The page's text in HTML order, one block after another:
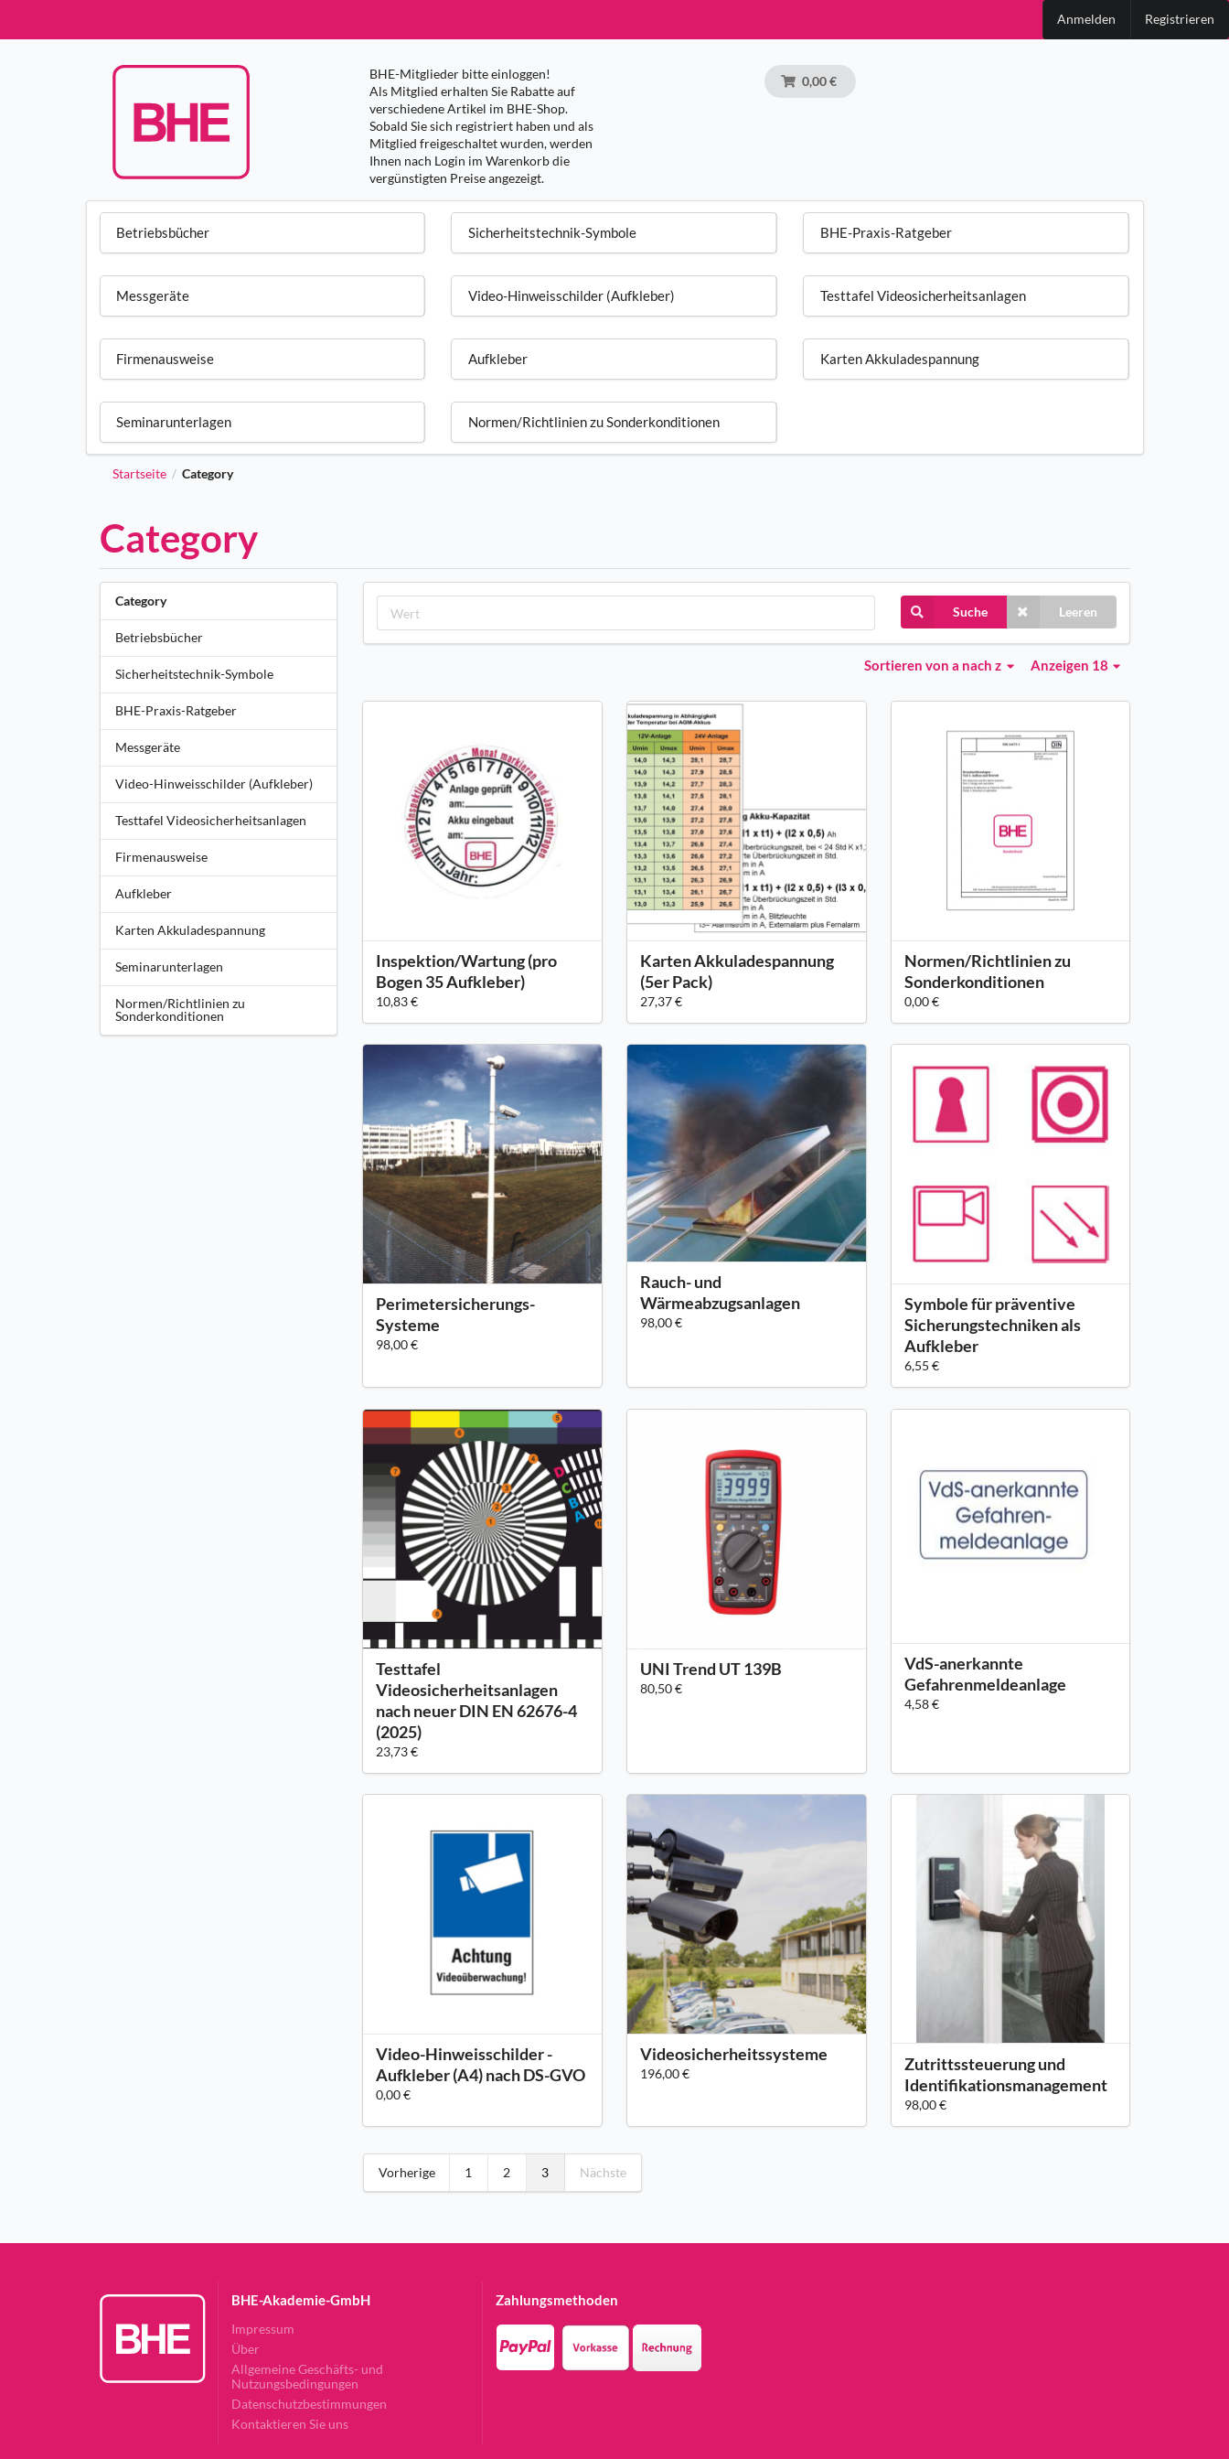
Anmelden Registrieren
BHE-Mitglieder bitte einloggen!
Als Mitglied erhalten Sie Rabatte auf
verschiedene Artikel im BHE-Shop.
Sobald Sie sich registriert haben und als
Mitglied freigeschaltet wurden, werden
Ihnen nach Login im Warenkorb die
vergünstigten Preise angezeigt.
0,00 €
Betriebsbücher Sicherheitstechnik-Symbole BHE-Praxis-Ratgeber
Messgeräte Video-Hinweisschilder (Aufkleber) Testtafel Videosicherheitsanlagen
Firmenausweise Aufkleber Karten Akkuladespannung
Seminarunterlagen Normen/Richtlinien zu Sonderkonditionen
Startseite / Category
Category
Category
Betriebsbücher
Sicherheitstechnik-Symbole
BHE-Praxis-Ratgeber
Messgeräte
Video-Hinweisschilder (Aufkleber)
Testtafel Videosicherheitsanlagen
Firmenausweise
Aufkleber
Karten Akkuladespannung
Seminarunterlagen
Normen/Richtlinien zu
Sonderkonditionen
Suche Leeren
Anzeigen 18
Sortieren von a nach z
Inspektion/Wartung (pro
Bogen 35 Aufkleber)
10,83 €
Karten Akkuladespannung
(5er Pack)
27,37 €
Normen/Richtlinien zu
Sonderkonditionen
0,00 €
Perimetersicherungs-
Systeme
98,00 €
Rauch- und
Wärmeabzugsanlagen
98,00 €
Symbole für präventive
Sicherungstechniken als
Aufkleber
6,55 €
Testtafel
Videosicherheitsanlagen
nach neuer DIN EN 62676-4
(2025)
23,73 €
UNI Trend UT 139B
80,50 €
VdS-anerkannte
Gefahrenmeldeanlage
4,58 €
Video-Hinweisschilder -
Aufkleber (A4) nach DS-GVO
0,00 €
Videosicherheitssysteme
196,00 €
Zutrittssteuerung und
Identifikationsmanagement
98,00 €
Vorherige 1 2 3 Nächste
BHE-Akademie-GmbH
Impressum
Über
Allgemeine Geschäfts- und
Nutzungsbedingungen
Datenschutzbestimmungen
Kontaktieren Sie uns
Zahlungsmethoden